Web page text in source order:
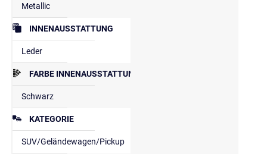
Metallic
INNENAUSSTATTUNG
Leder
FARBE INNENAUSSTATTUNG
Schwarz
KATEGORIE
SUV/Geländewagen/Pickup